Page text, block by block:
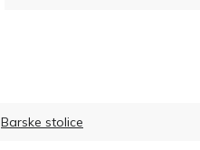
Barske stolice